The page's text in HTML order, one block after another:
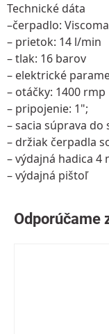
Technické dáta
–čerpadlo:
– prietok: 14 l/min
– tlak: 16 barov
– elektrické
– otáčky: 1400 rmp
– pripojenie: 1";
– sacia súprava do
– držiak čerpadla
– výdajná hadica 4
– výdajná pištoľ